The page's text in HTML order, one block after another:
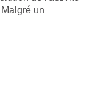
de l'activité
un